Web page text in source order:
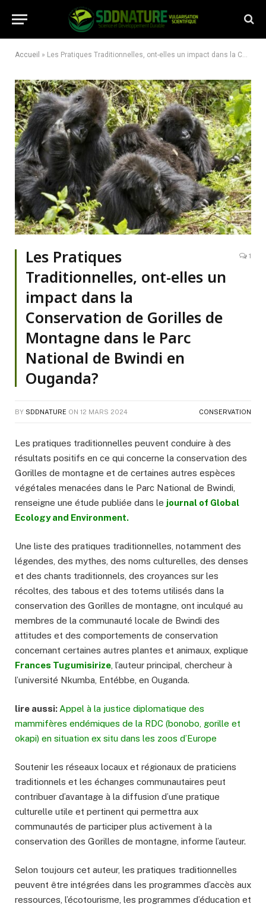
Accueil » Les Pratiques Traditionnelles, ont-elles un impact dans la Conservation de Gorilles de Montagne dans le Parc National de Bwindi en Ouganda?
Les Pratiques
Traditionnelles, ont-elles un
impact dans la
Conservation de Gorilles de
Montagne dans le Parc
National de Bwindi en
Ouganda?
1
BY SDDNATURE ON 12 MARS 2024 CONSERVATION
Les pratiques traditionnelles peuvent conduire à des
résultats positifs en ce qui concerne la conservation des
Gorilles de montagne et de certaines autres espèces
végétales menacées dans le Parc National de Bwindi,
renseigne une étude publiée dans le journal of Global
Ecology and Environment.
Une liste des pratiques traditionnelles, notamment des
légendes, des mythes, des noms culturelles, des denses
et des chants traditionnels, des croyances sur les
récoltes, des tabous et des totems utilisés dans la
conservation des Gorilles de montagne, ont inculqué au
membres de la communauté locale de Bwindi des
attitudes et des comportements de conservation
concernant certaines autres plantes et animaux, explique
Frances Tugumisirize , l’auteur principal, chercheur à
l’université Nkumba, Entébbe, en Ouganda.
lire aussi: Appel à la justice diplomatique des
mammifères endémiques de la RDC (bonobo, gorille et
okapi) en situation ex situ dans les zoos d’Europe
Soutenir les réseaux locaux et régionaux de praticiens
traditionnels et les échanges communautaires peut
contribuer d’avantage à la diffusion d’une pratique
culturelle utile et pertinent qui permettra aux
communautés de participer plus activement à la
conservation des Gorilles de montagne, informe l’auteur.
Selon toujours cet auteur, les pratiques traditionnelles
peuvent être intégrées dans les programmes d’accès aux
ressources, l’écotourisme, les programmes d’éducation et